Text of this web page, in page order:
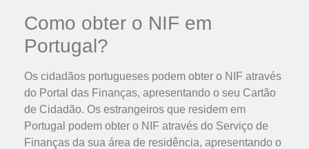
Como obter o NIF em
Portugal?
Os cidadãos portugueses podem obter o NIF através
do Portal das Finanças, apresentando o seu Cartão
de Cidadão. Os estrangeiros que residem em
Portugal podem obter o NIF através do Serviço de
Finanças da sua área de residência, apresentando o